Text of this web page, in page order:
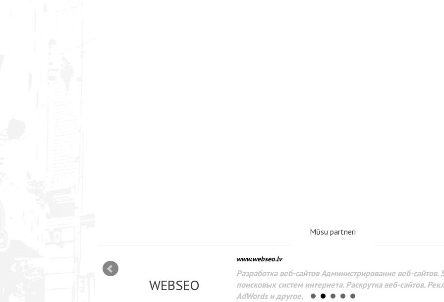
Mūsu partneri
WEBSEO
www.webseo.lv
Разработка веб-сайтов Администрирование веб-сайтов.
поисковых систем интернета. Раскрутка веб-сайтов.
AdWords и другое.